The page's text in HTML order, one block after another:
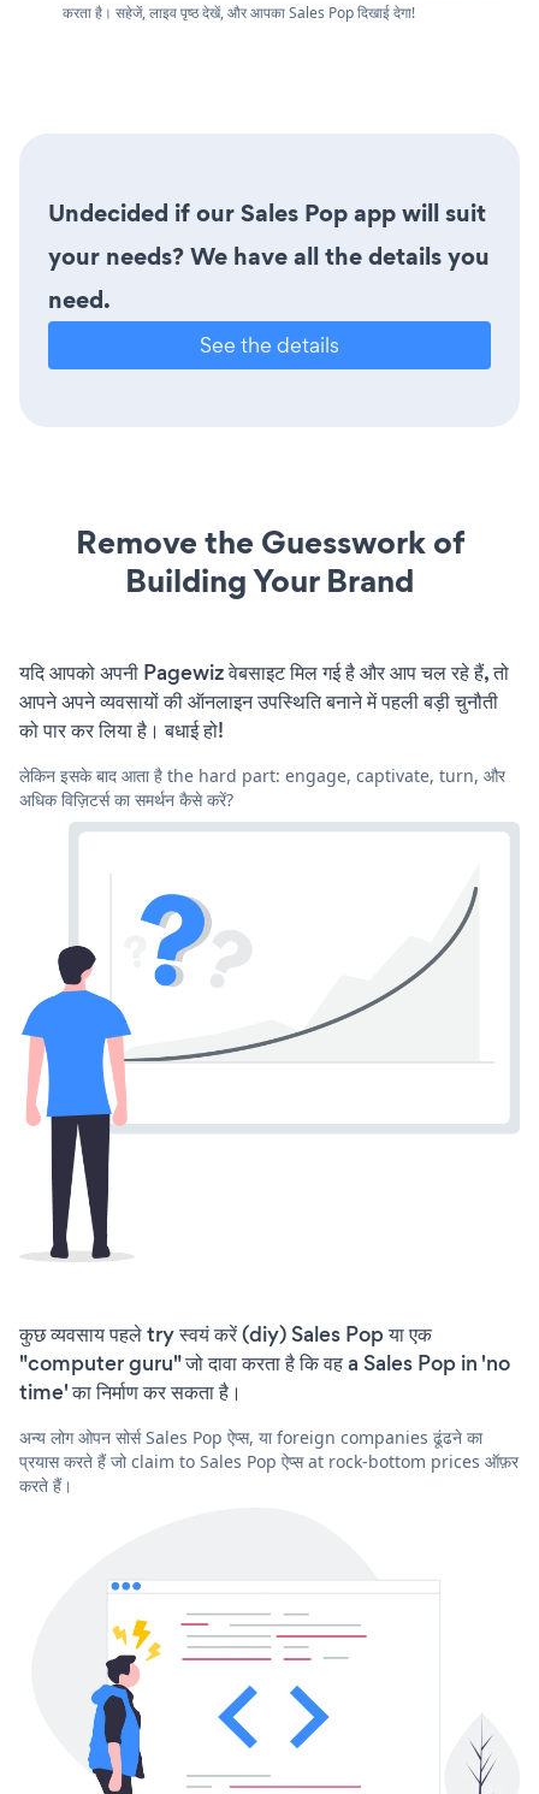
करता है। सहेजें, लाइव पृष्ठ देखें, और आपका Sales Pop दिखाई देगा!
Undecided if our Sales Pop app will suit
your needs? We have all the details you
need.
See the details
Remove the Guesswork of
Building Your Brand
यदि आपको अपनी Pagewiz वेबसाइट मिल गई है और आप चल रहे हैं, तो
आपने अपने व्यवसायों की ऑनलाइन उपस्थिति बनाने में पहली बड़ी चुनौती
को पार कर लिया है। बधाई हो!
लेकिन इसके बाद आता है the hard part: engage, captivate, turn, और
अधिक विज़िटर्स का समर्थन कैसे करें?
कुछ व्यवसाय पहले try स्वयं करें (diy) Sales Pop या एक
"computer guru" जो दावा करता है कि वह a Sales Pop in 'no
time' का निर्माण कर सकता है।
अन्य लोग ओपन सोर्स Sales Pop ऐप्स, या foreign companies ढूंढने का
प्रयास करते हैं जो claim to Sales Pop ऐप्स at rock-bottom prices ऑफ़र
करते हैं।